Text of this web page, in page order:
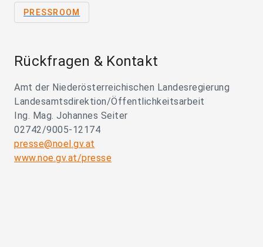
PRESSROOM
Rückfragen & Kontakt
Amt der Niederösterreichischen Landesregierung
Landesamtsdirektion/Öffentlichkeitsarbeit
Ing. Mag. Johannes Seiter
02742/9005-12174
presse@noel.gv.at
www.noe.gv.at/presse